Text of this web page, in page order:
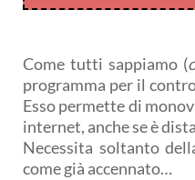
Come tutti sappiamo (
programma per il
Esso permette di
internet, anche se è
Necessita soltanto
come già accennato…